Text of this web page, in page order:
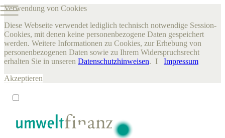
Verwendung von Cookies
Diese Webseite verwendet lediglich technisch notwendige Session-
Cookies, mit denen keine personenbezogene Daten gespeichert
werden. Weitere Informationen zu Cookies, zur Erhebung von
personenbezogenen Daten sowie zu Ihrem Widerspruchsrecht
erhalten Sie in unseren Datenschutzhinweisen. I Impressum
Akzeptieren